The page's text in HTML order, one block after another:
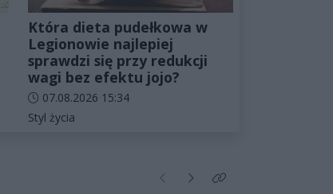
Która dieta pudełkowa w
Legionowie najlepiej
sprawdzi się przy redukcji
wagi bez efektu jojo?
Data dodania artykułu:
07.08.2026 15:34
Kategorie artykułu:
Styl życia
Poprzednie
NastępneKliknij aby zobaczyć